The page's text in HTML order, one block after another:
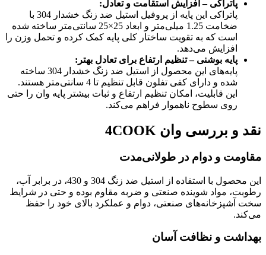
پاتراکی – افزایش استقامت و تعادل:
پاتراکی این پایه از پروفیل استیل ضد زنگ خشدار 304 با
ضخامت 1.25 میلی‌متر و ابعاد 25×25 سانتی‌متر ساخته شده
است که به تقویت ساختار کلی پایه کمک کرده و تحمل وزن را
افزایش می‌دهد.
پایه بوشنی – تنظیم ارتفاع برای تعادل بهتر :
پایه‌های این محصول از استیل ضد زنگ خشدار 304 ساخته
شده و دارای کفی تفلون قابل تنظیم تا 4 سانتی‌متر هستند.
این قابلیت، امکان تنظیم ارتفاع و ثبات بیشتر پایه وان را حتی
روی سطوح ناهموار فراهم می‌کند.
نقد و بررسی وان 4COOK
مقاومت و دوام در طولانی‌مدت
این محصول با استفاده از استیل ضد زنگ 304 و 430، در برابر آب،
رطوبت، مواد شوینده صنعتی و ضربه مقاوم بوده و حتی در شرایط
سخت آشپزخانه‌های صنعتی، دوام و عملکرد بالای خود را حفظ
می‌کند.
بهداشت و نظافت آسان